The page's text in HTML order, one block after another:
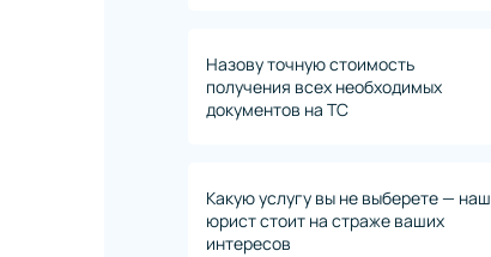
Назову точную стоимость
получения всех необходимых
документов на ТС
Какую услугу вы не выберете — наш
юрист стоит на страже ваших
интересов